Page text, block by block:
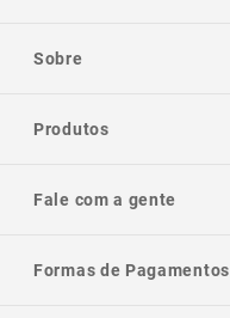
Sobre
Produtos
Fale com a gente
Formas de Pagamentos